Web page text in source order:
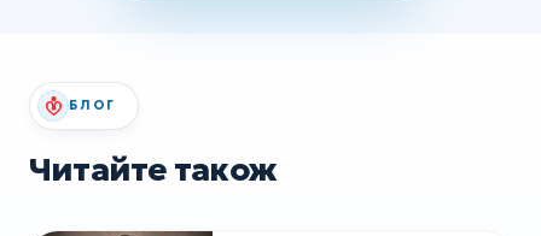
БЛОГ
Читайте також